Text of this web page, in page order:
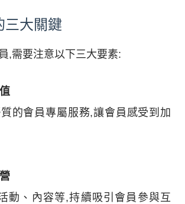
三大關鍵
,需要注意以下三大要素:
的會員專屬服務,讓會員感受到加
動、內容等,持續吸引會員參與互